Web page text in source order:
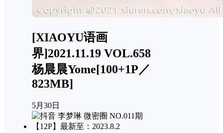
[XIAOYU语画
界]2021.11.19 VOL.658
杨晨晨Yome[100+1P／
823MB]
5月30日